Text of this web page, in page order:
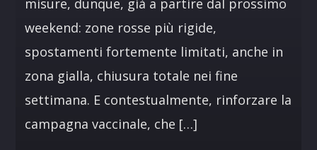
misure, dunque, già a partire dal prossimo
weekend: zone rosse più rigide,
spostamenti fortemente limitati, anche in
zona gialla, chiusura totale nei fine
settimana. E contestualmente, rinforzare la
campagna vaccinale, che […]